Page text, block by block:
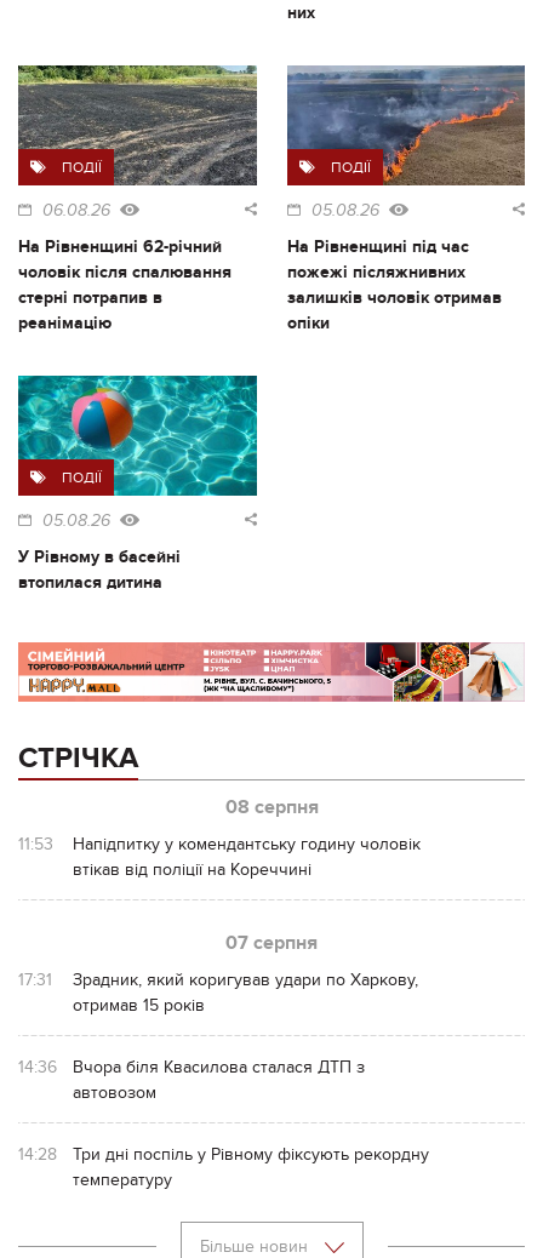
них
ПОДІЇ
06.08.26
На Рівненщині 62-річний
чоловік після спалювання
стерні потрапив в
реанімацію
ПОДІЇ
05.08.26
На Рівненщині під час
пожежі післяжнивних
залишків чоловік отримав
опіки
ПОДІЇ
05.08.26
У Рівному в басейні
втопилася дитина
СТРІЧКА
08 серпня
11:53
Напідпитку у комендантську годину чоловік
втікав від поліції на Кореччині
07 серпня
17:31
Зрадник, який коригував удари по Харкову,
отримав 15 років
14:36
Вчора біля Квасилова сталася ДТП з
автовозом
14:28
Три дні поспіль у Рівному фіксують рекордну
температуру
Більше новин